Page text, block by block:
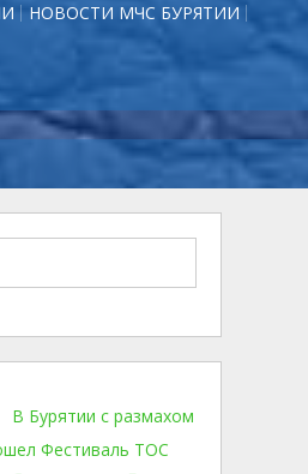
НОВОСТИ МЧС БУРЯТИИ
В Бурятии с размахом
Фестиваль ТОС